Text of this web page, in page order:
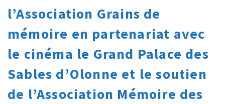
l’Association Grains de
mémoire en partenariat avec
le cinéma le Grand Palace des
Sables d’Olonne et le soutien
de l’Association Mémoire des